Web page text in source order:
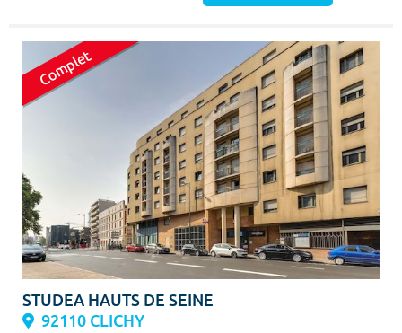
STUDEA HAUTS DE SEINE
92110 CLICHY